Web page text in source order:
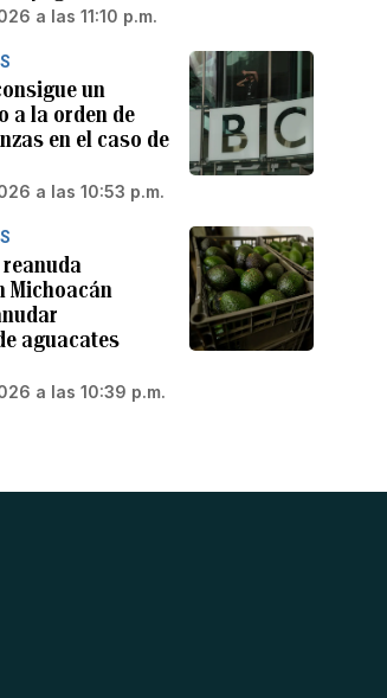
a las 11:10 p.m.
un
a la orden de
en el caso de
a las 10:53 p.m.
Michoacán
aguacates
a las 10:39 p.m.